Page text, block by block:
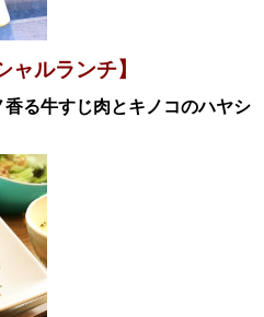
ャルランチ】
る牛すじ肉とキノコのハヤシ